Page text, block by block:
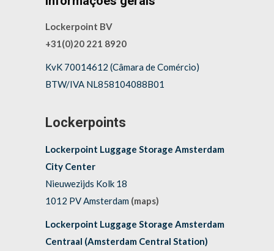
Lockerpoint BV
+31(0)20 221 8920
KvK 70014612 (Câmara de Comércio)
BTW/IVA NL858104088B01
Lockerpoints
Lockerpoint Luggage Storage Amsterdam
City Center
Nieuwezijds Kolk 18
1012 PV Amsterdam (maps)
Lockerpoint Luggage Storage Amsterdam
Centraal (Amsterdam Central Station)